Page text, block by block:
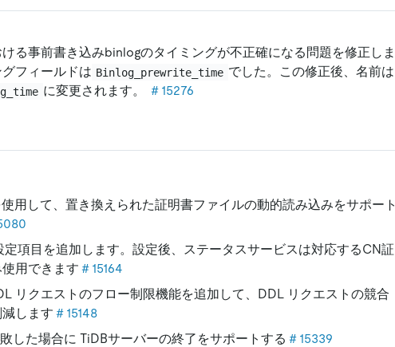
る事前書き込みbinlogのタイミングが不正確になる問題を修正しま
フィールドは Binlog_prewrite_time でした。この修正後、名前は
に変更されます。 ＃15276
用して、置き換えられた証明書ファイルの動的読み込みをサポート
定項目を追加します。設定後、ステータスサービスは対応するCN証
用できます ＃15164
リクエストのフロー制限機能を追加して、DDL リクエストの競合
します ＃15148
した場合に TiDBサーバーの終了をサポートする ＃15339